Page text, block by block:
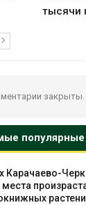
тысячи
закрыты.
популярные
растений